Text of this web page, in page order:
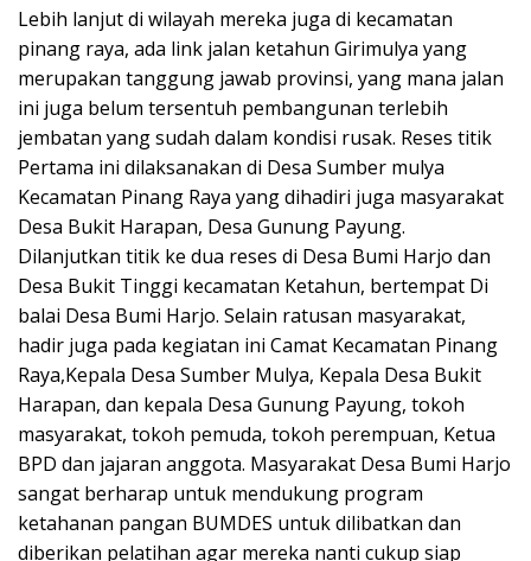
Lebih lanjut di wilayah mereka juga di kecamatan
pinang raya, ada link jalan ketahun Girimulya yang
merupakan tanggung jawab provinsi, yang mana jalan
ini juga belum tersentuh pembangunan terlebih
jembatan yang sudah dalam kondisi rusak. Reses titik
Pertama ini dilaksanakan di Desa Sumber mulya
Kecamatan Pinang Raya yang dihadiri juga masyarakat
Desa Bukit Harapan, Desa Gunung Payung.
Dilanjutkan titik ke dua reses di Desa Bumi Harjo dan
Desa Bukit Tinggi kecamatan Ketahun, bertempat Di
balai Desa Bumi Harjo. Selain ratusan masyarakat,
hadir juga pada kegiatan ini Camat Kecamatan Pinang
Raya,Kepala Desa Sumber Mulya, Kepala Desa Bukit
Harapan, dan kepala Desa Gunung Payung, tokoh
masyarakat, tokoh pemuda, tokoh perempuan, Ketua
BPD dan jajaran anggota. Masyarakat Desa Bumi Harjo
sangat berharap untuk mendukung program
ketahanan pangan BUMDES untuk dilibatkan dan
diberikan pelatihan agar mereka nanti cukup siap